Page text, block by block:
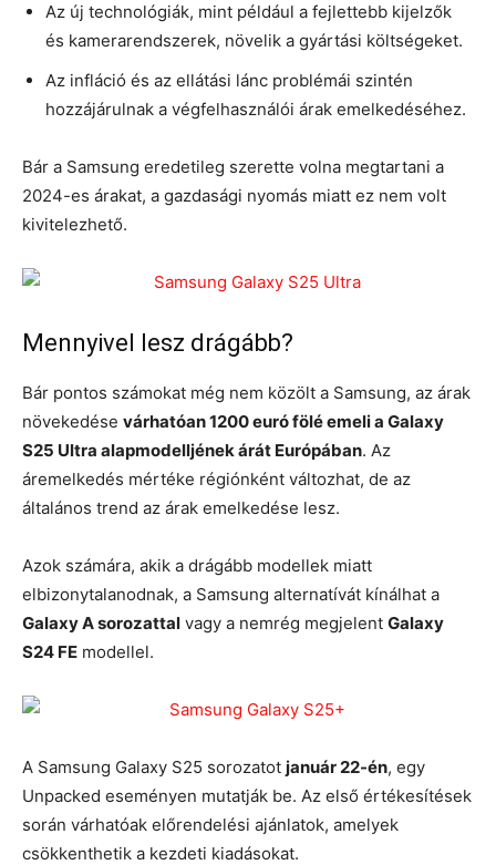
Az új technológiák, mint például a fejlettebb kijelzők
és kamerarendszerek, növelik a gyártási költségeket.
Az infláció és az ellátási lánc problémái szintén
hozzájárulnak a végfelhasználói árak emelkedéséhez.
Bár a Samsung eredetileg szerette volna megtartani a
2024-es árakat, a gazdasági nyomás miatt ez nem volt
kivitelezhető.
Mennyivel lesz drágább?
Bár pontos számokat még nem közölt a Samsung, az árak
növekedése várhatóan 1200 euró fölé emeli a Galaxy
S25 Ultra alapmodelljének árát Európában. Az
áremelkedés mértéke régiónként változhat, de az
általános trend az árak emelkedése lesz.
Azok számára, akik a drágább modellek miatt
elbizonytalanodnak, a Samsung alternatívát kínálhat a
Galaxy A sorozattal vagy a nemrég megjelent Galaxy
S24 FE modellel.
A Samsung Galaxy S25 sorozatot január 22-én, egy
Unpacked eseményen mutatják be. Az első értékesítések
során várhatóak előrendelési ajánlatok, amelyek
csökkenthetik a kezdeti kiadásokat.